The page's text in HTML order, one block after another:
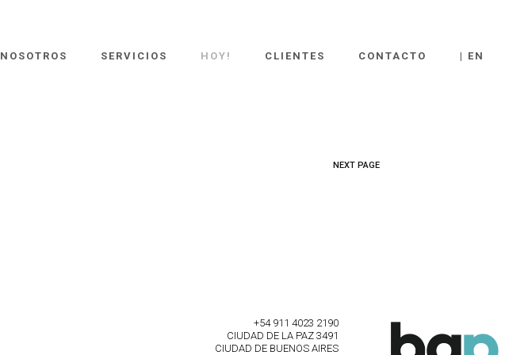
NOSOTROS SERVICIOS HOY! CLIENTES CONTACTO | EN
NEXT PAGE
+54 911 4023 2190
CIUDAD DE LA PAZ 3491
CIUDAD DE BUENOS AIRES